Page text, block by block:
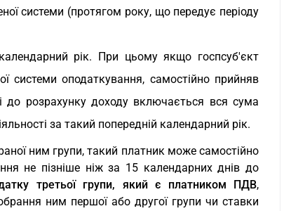
системи (протягом року, що передує періоду
рік. При цьому якщо госпсуб'єкт
системи оподаткування, самостійно прийняв
до розрахунку доходу включається вся сума
за такий попередній календарний рік.
ним групи, такий платник може самостійно
не пізніше ніж за 15 календарних днів до
третьої групи, який є платником ПДВ,
ним першої або другої групи чи ставки